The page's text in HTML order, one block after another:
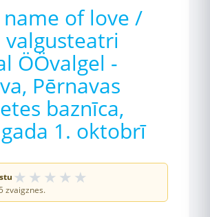
of love /
valgusteatri
ÖÖvalgel -
Pērnavas
baznīca,
1. oktobrī
★ ★ ★ ★ ★
zvaigznes.